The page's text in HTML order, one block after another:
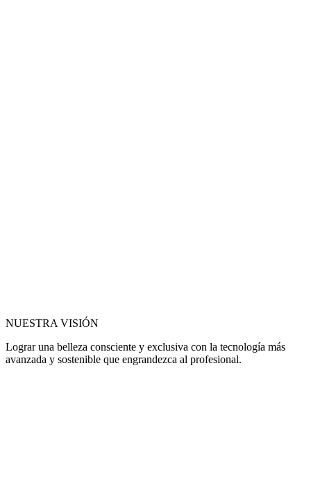
NUESTRA VISIÓN
Lograr una belleza consciente y exclusiva con la tecnología más
avanzada y sostenible que engrandezca al profesional.